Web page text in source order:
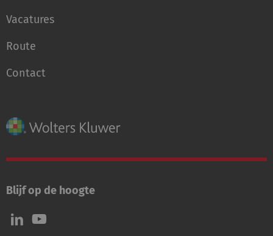
Vacatures
Route
Contact
Blijf op de hoogte
Volg
ons
Volg
ons